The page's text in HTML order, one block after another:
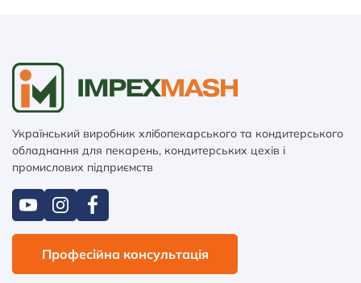
Український виробник хлібопекарського та кондитерського
обладнання для пекарень, кондитерських цехів і
промислових підприємств
Професійна консультація